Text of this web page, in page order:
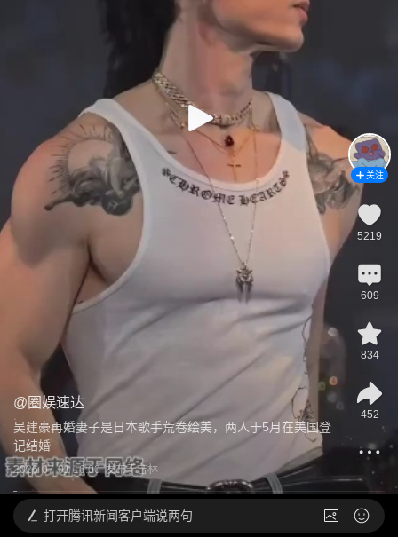
@ 圈娱速达
吴建豪再婚妻子是日本歌手荒卷绘美，两人于5月在美国登
记结婚
2026-07-01 16:00 发布于吉林
关注
5219
609
834
452
打开腾讯新闻客户端说两句